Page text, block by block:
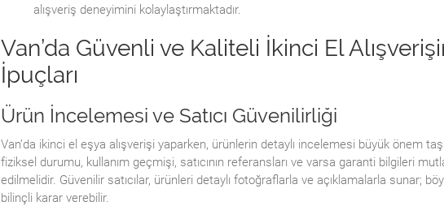
alışveriş deneyimini kolaylaştırmaktadır.
Van’da Güvenli ve Kaliteli İkinci El
İpuçları
Ürün İncelemesi ve Satıcı Güvenilirliği
Van’da ikinci el eşya alışverişi yaparken, ürünlerin detaylı incelemesi büyük önem
fiziksel durumu, kullanım geçmişi, satıcının referansları ve varsa garanti bilgileri
edilmelidir. Güvenilir satıcılar, ürünleri detaylı fotoğraflarla ve açıklamalarla sunar;
bilinçli karar verebilir.